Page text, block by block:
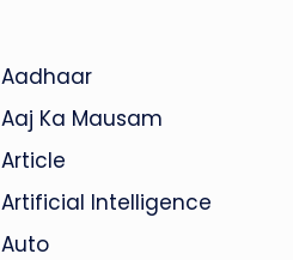
Aadhaar
Aaj Ka Mausam
Article
Artificial Intelligence
Auto